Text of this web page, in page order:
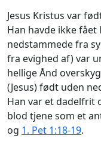
Jesus Kristus var
Han havde ikke
nedstammede fra
fra evighed af) var
hellige Ånd
(Jesus) født uden
Han var et dadelfrit
blod tjene som et
og 1. Pet 1:18-19.